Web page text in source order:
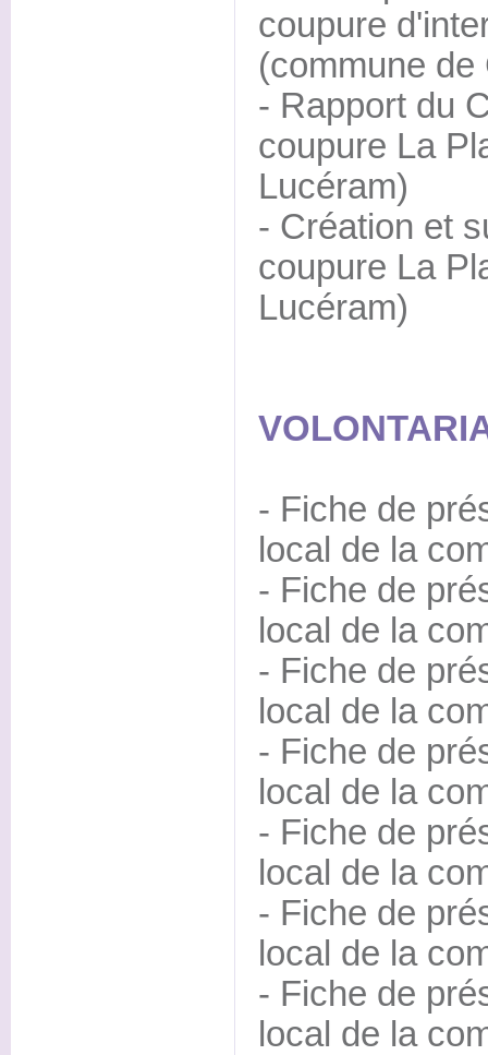
coupure
(commune de
- Rapport du
coupure La
Lucéram)
- Création et
coupure La
Lucéram)
- Fiche de
local de la
- Fiche de
local de la
- Fiche de
local de la
- Fiche de
local de la
- Fiche de
local de la
- Fiche de
local de la
- Fiche de
local de la